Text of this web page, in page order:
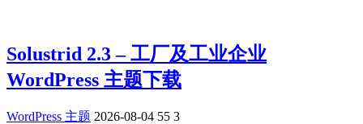
Solustrid 2.3 – 工厂及工业企业
WordPress 主题下载
WordPress 主题 2026-08-04 55 3